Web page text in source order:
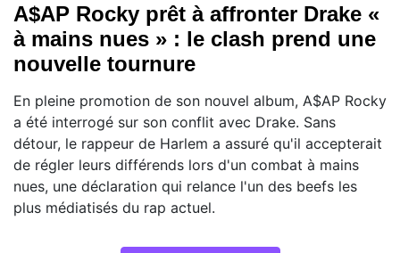
A$AP Rocky prêt à affronter Drake «
à mains nues » : le clash prend une
nouvelle tournure
En pleine promotion de son nouvel album, A$AP Rocky
a été interrogé sur son conflit avec Drake. Sans
détour, le rappeur de Harlem a assuré qu'il accepterait
de régler leurs différends lors d'un combat à mains
nues, une déclaration qui relance l'un des beefs les
plus médiatisés du rap actuel.